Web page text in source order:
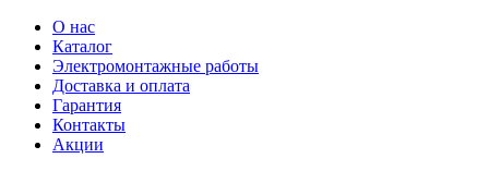
О нас
Каталог
Электромонтажные работы
Доставка и оплата
Гарантия
Контакты
Акции